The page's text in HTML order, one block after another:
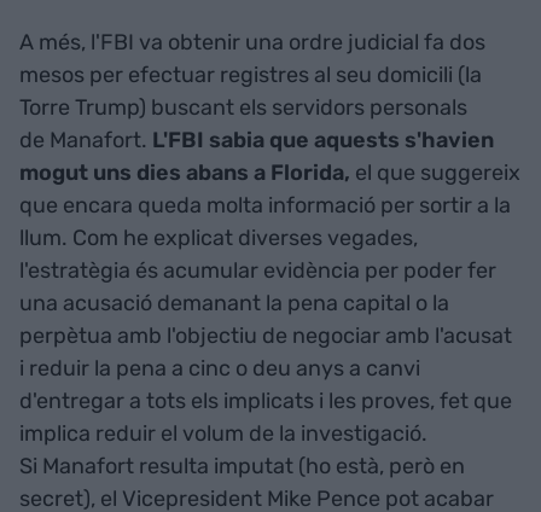
A més, l'FBI va obtenir una ordre judicial fa dos
mesos per efectuar registres al seu domicili (la
Torre Trump) buscant els servidors personals
de Manafort. L'FBI sabia que aquests s'havien
mogut uns dies abans a Florida, el que suggereix
que encara queda molta informació per sortir a la
llum. Com he explicat diverses vegades,
l'estratègia és acumular evidència per poder fer
una acusació demanant la pena capital o la
perpètua amb l'objectiu de negociar amb l'acusat
i reduir la pena a cinc o deu anys a canvi
d'entregar a tots els implicats i les proves, fet que
implica reduir el volum de la investigació.
Si Manafort resulta imputat (ho està, però en
secret), el Vicepresident Mike Pence pot acabar